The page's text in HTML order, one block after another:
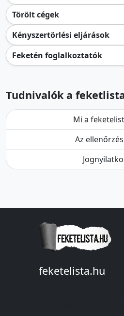
Törölt cégek
Kényszertörlési eljárások
Feketén foglalkoztatók
Tudnivalók a
Mi a
Az
feketelista.hu